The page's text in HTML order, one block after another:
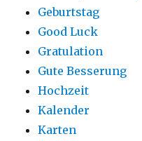
Geburtstag
Good Luck
Gratulation
Gute Besserung
Hochzeit
Kalender
Karten